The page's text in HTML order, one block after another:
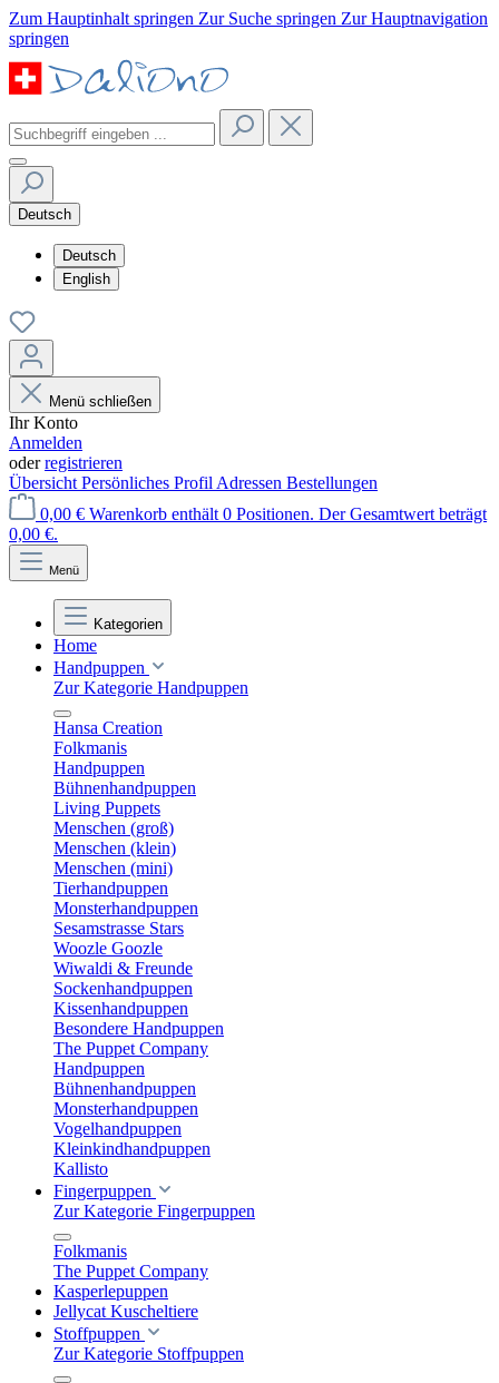
Zum Hauptinhalt springen Zur Suche springen Zur Hauptnavigation
springen
Deutsch
Deutsch
English
Menü schließen
Ihr Konto
Anmelden
oderregistrieren
Übersicht Persönliches Profil Adressen Bestellungen
0,00 € Warenkorb enthält 0 Positionen. Der Gesamtwert beträgt
0,00 €.
Menü
Kategorien
Home
Handpuppen
Zur Kategorie Handpuppen
Hansa Creation
Folkmanis
Handpuppen
Bühnenhandpuppen
Living Puppets
Menschen (groß)
Menschen (klein)
Menschen (mini)
Tierhandpuppen
Monsterhandpuppen
Sesamstrasse Stars
Woozle Goozle
Wiwaldi & Freunde
Sockenhandpuppen
Kissenhandpuppen
Besondere Handpuppen
The Puppet Company
Handpuppen
Bühnenhandpuppen
Monsterhandpuppen
Vogelhandpuppen
Kleinkindhandpuppen
Kallisto
Fingerpuppen
Zur Kategorie Fingerpuppen
Folkmanis
The Puppet Company
Kasperlepuppen
Jellycat Kuscheltiere
Stoffpuppen
Zur Kategorie Stoffpuppen